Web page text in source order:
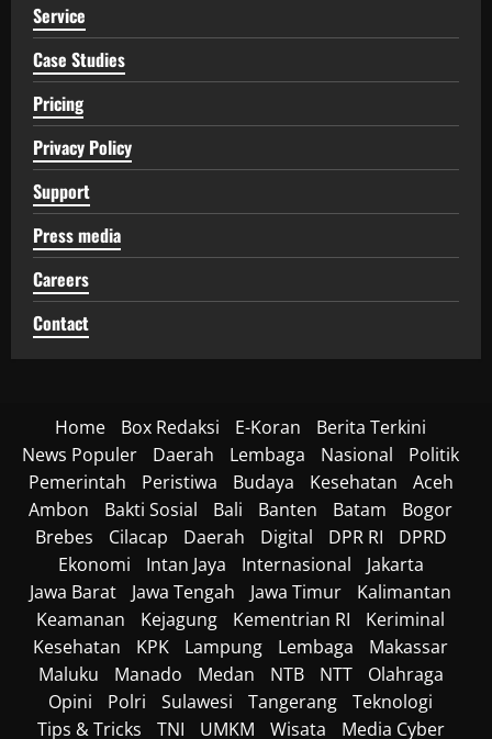
Service
Case Studies
Pricing
Privacy Policy
Support
Press media
Careers
Contact
Home Box Redaksi E-Koran
Berita Terkini
News Populer
Daerah Lembaga Nasional
Politik
Pemerintah
Peristiwa Budaya Kesehatan
Aceh
Ambon
Bakti Sosial Bali Banten Batam
Bogor
Brebes
Cilacap Daerah Digital DPR RI
DPRD
Ekonomi
Intan Jaya Internasional
Jakarta
Jawa Barat
Jawa Tengah Jawa Timur
Kalimantan
Keamanan
Kejagung Kementrian RI
Keriminal
Kesehatan
KPK Lampung Lembaga
Makassar
Maluku
Manado Medan NTB NTT
Olahraga
Opini
Polri Sulawesi Tangerang
Teknologi
Tips & Tricks
TNI UMKM Wisata Media Cyber